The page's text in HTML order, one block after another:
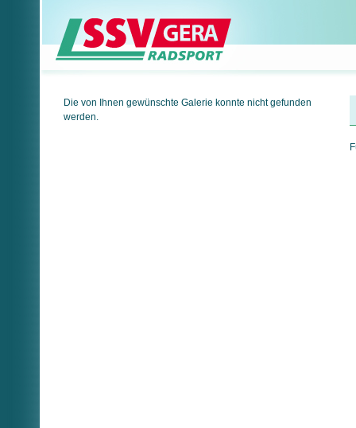
Die von Ihnen gewünschte Galerie konnte nicht gefunden
werden.